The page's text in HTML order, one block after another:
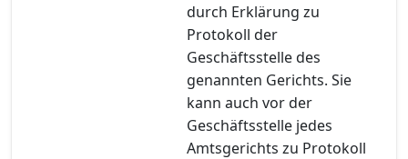
durch Erklärung zu
Protokoll der
Geschäftsstelle des
genannten Gerichts. Sie
kann auch vor der
Geschäftsstelle jedes
Amtsgerichts zu Protokoll